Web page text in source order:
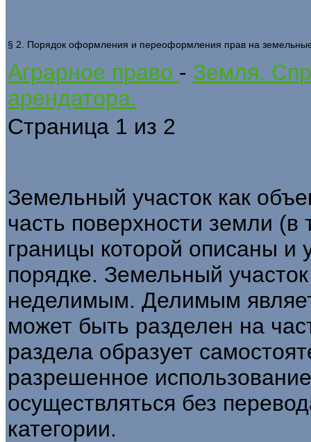
§ 2. Порядок оформления и переоформления прав на земельные
Аграрное право - Земля.
арендатора.
Страница 1 из 2
Земельный участок как
часть поверхности земли
границы которой описаны и
порядке. Земельный
неделимым. Делимым
может быть разделен на
раздела образует
разрешенное
осуществляться без
категории.